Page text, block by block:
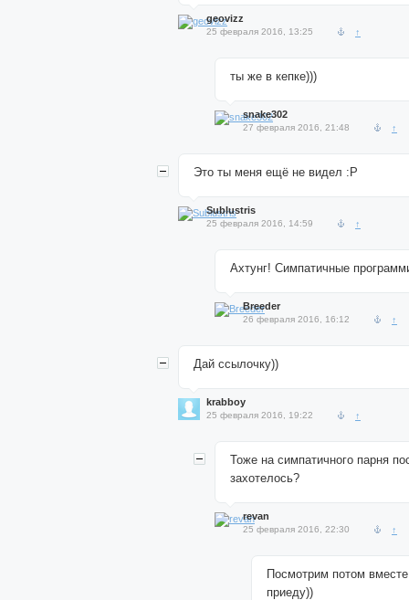
geovizz
25 февраля 2016, 13:25 ↑
ты же в кепке)))
snake302
27 февраля 2016, 21:48 ↑
Это ты меня ещё не видел :P
Sublustris
25 февраля 2016, 14:59 ↑
Ахтунг! Симпатичные
Breeder
26 февраля 2016, 16:12 ↑
Дай ссылочку))
krabboy
25 февраля 2016, 19:22 ↑
Тоже на симпатичного парня
захотелось?
revan
25 февраля 2016, 22:30 ↑
Посмотрим потом
приеду))